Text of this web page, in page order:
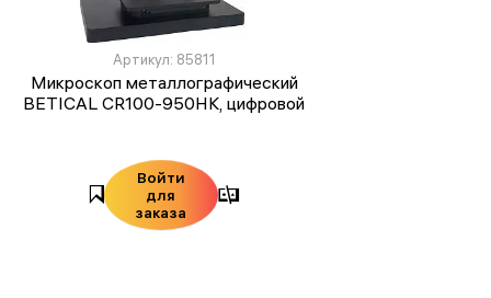
Артикул: 85811
Микроскоп металлографический
BETICAL CR100-950HK, цифровой
Войти
для
заказа